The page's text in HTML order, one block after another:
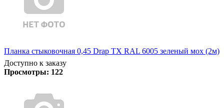
Планка стыковочная 0,45 Drap TX RAL 6005 зеленый мох (2м)
Доступно к заказу
Просмотры: 122